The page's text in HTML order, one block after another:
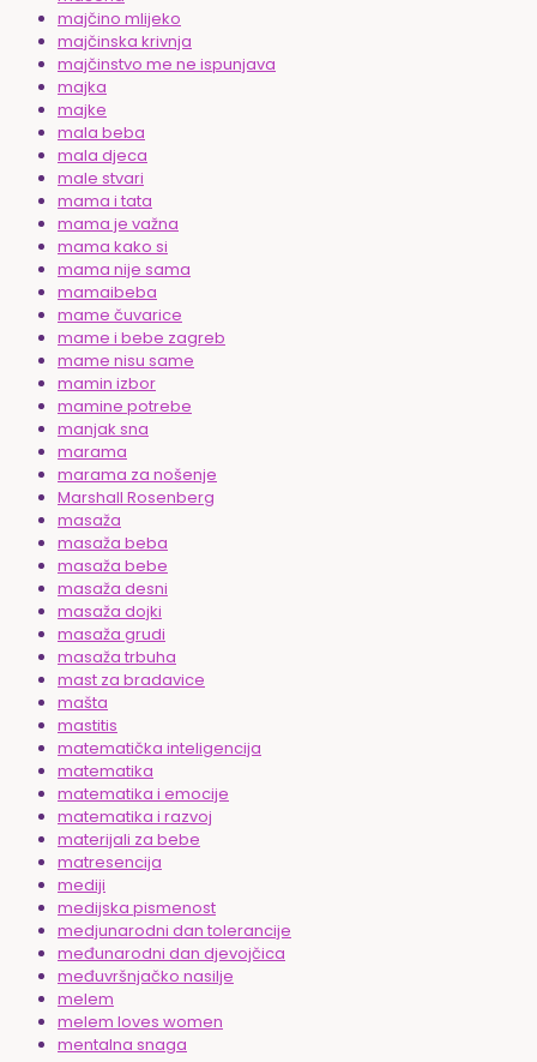
majčino mlijeko
majčinska krivnja
majčinstvo me ne ispunjava
majka
majke
mala beba
mala djeca
male stvari
mama i tata
mama je važna
mama kako si
mama nije sama
mamaibeba
mame čuvarice
mame i bebe zagreb
mame nisu same
mamin izbor
mamine potrebe
manjak sna
marama
marama za nošenje
Marshall Rosenberg
masaža
masaža beba
masaža bebe
masaža desni
masaža dojki
masaža grudi
masaža trbuha
mast za bradavice
mašta
mastitis
matematička inteligencija
matematika
matematika i emocije
matematika i razvoj
materijali za bebe
matresencija
mediji
medijska pismenost
medjunarodni dan tolerancije
međunarodni dan djevojčica
međuvršnjačko nasilje
melem
melem loves women
mentalna snaga